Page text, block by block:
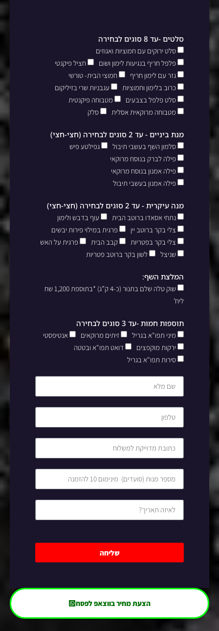
סלטים -עד 8 סוגים לבחירה
סלט ירוקים עם חמוציות ואגוזים
פלפל חריף בנגיעות לימון ושום
חציל פיקנטי
גזר עם לימון חריף
חמוצי הבית- טורשי
כרוב בלימון וחמוציות
עגבניות שרי בזיליקום
סלט פלפל בצבעים
מטבוחה פיקנטית
מטבוחה מרוקאית אסלית
סלק
מנת ביניים - עד 2 סוגים לבחירה (חצי-חצי)
סלמון השף בעשבי תיבול
גפילטע פיש
פילה לברק בנוסח מרוקאי
פילה אמנון בנוסח מרוקאי
פילה אמנון בעשבי תיבול
מנה עיקרית - עד 2 סוגים לבחירה (חצי-חצי)
נתחי אסאדו ברוטב הבית
עוף בדבש ולימון
צלי בקר ברוטב יין
פרגית במילוי פירות יבשים
צלי בקר בפטריות
קבב הבית
פרגית על האש
שניצל
לשון בקר ברוטב פטריות
המלצת השף:
שוק טלה שלם בתנור (כ-4 ק”ג) *בתוספת 1,200 שח
ליח’
תוספות חמות -עד 3 סוגים לבחירה
מיני תפו"א בגריל זיתים מרוקאים
אנטיפסטי
ירקות מוקפצים
דואט תפו"א ובטטה
סירות תפו"א בגריל
שליחה
הצעת מחיר בווצאפ לפסח